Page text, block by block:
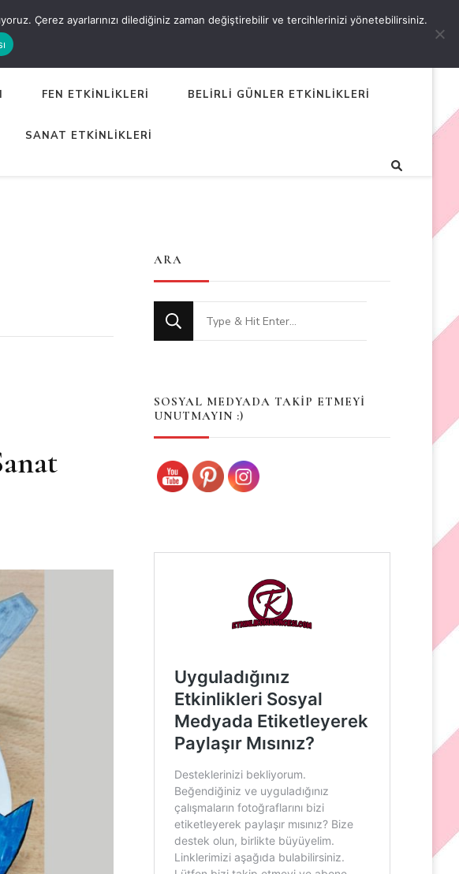
FEN ETKİNLİKLERİ BELİRLİ GÜNLER ETKİNLİKLERİ
SANAT ETKİNLİKLERİ
ARA
Looking
for
SOSYAL MEDYADA TAKİP ETMEYİ
UNUTMAYIN :)
Çerez ayarlarınızı dilediğiniz zaman değiştirebilir ve tercihlerinizi yönetebilirsiniz.